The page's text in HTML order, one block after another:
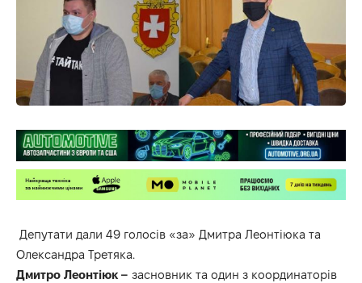
Депутати дали 49 голосів «за» Дмитра Леонтіюка та
Олександра Третяка.
Дмитро Леонтіюк – засновник та один з координаторів